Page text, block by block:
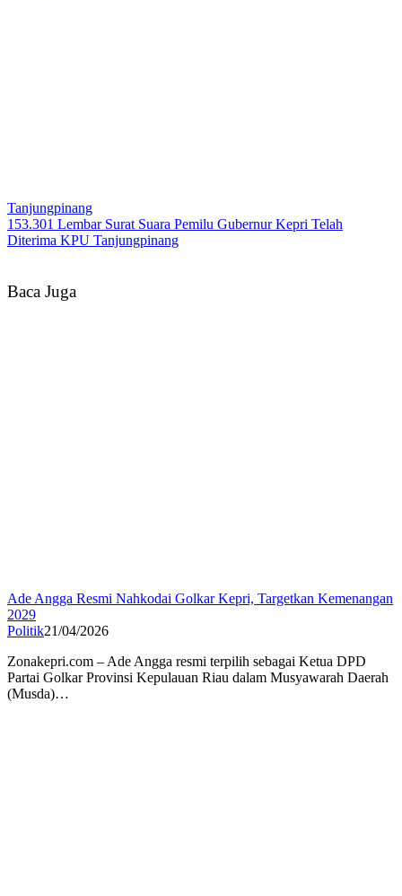
Tanjungpinang
153.301 Lembar Surat Suara Pemilu Gubernur Kepri Telah
Diterima KPU Tanjungpinang
Baca Juga
Ade Angga Resmi Nahkodai Golkar Kepri, Targetkan Kemenangan
2029
Politik21/04/2026
Zonakepri.com – Ade Angga resmi terpilih sebagai Ketua DPD
Partai Golkar Provinsi Kepulauan Riau dalam Musyawarah Daerah
(Musda)…